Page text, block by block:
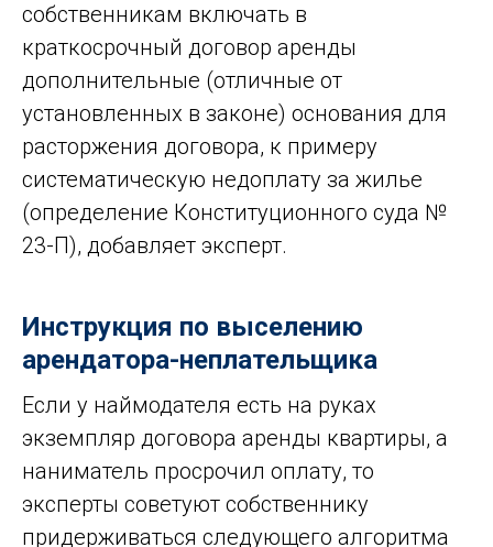
собственникам включать в
краткосрочный договор аренды
дополнительные (отличные от
установленных в законе) основания для
расторжения договора, к примеру
систематическую недоплату за жилье
(определение Конституционного суда №
23-П), добавляет эксперт.
Инструкция по выселению
арендатора-неплательщика
Если у наймодателя есть на руках
экземпляр договора аренды квартиры, а
наниматель просрочил оплату, то
эксперты советуют собственнику
придерживаться следующего алгоритма